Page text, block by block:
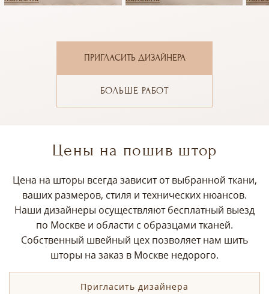
ПРИГЛАСИТЬ ДИЗАЙНЕРА
БОЛЬШЕ РАБОТ
Цены на пошив штор
Цена на шторы всегда зависит от выбранной ткани,
ваших размеров, стиля и технических нюансов.
Наши дизайнеры осуществляют бесплатный выезд
по Москве и области с образцами тканей.
Собственный швейный цех позволяет нам шить
шторы на заказ в Москве недорого.
Пригласить дизайнера